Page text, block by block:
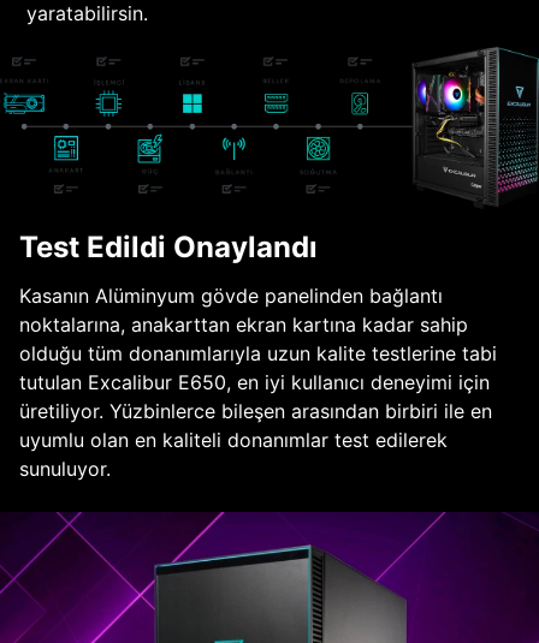
yaratabilirsin.
Test Edildi Onaylandı
Kasanın Alüminyum gövde panelinden bağlantı
noktalarına, anakarttan ekran kartına kadar sahip
olduğu tüm donanımlarıyla uzun kalite testlerine tabi
tutulan Excalibur E650, en iyi kullanıcı deneyimi için
üretiliyor. Yüzbinlerce bileşen arasından birbiri ile en
uyumlu olan en kaliteli donanımlar test edilerek
sunuluyor.